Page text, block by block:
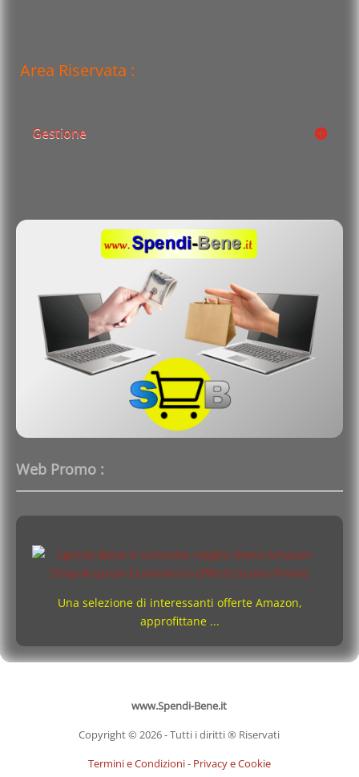
Area Riservata :
Gestione
Web Promo :
Una selezione di interessanti offerte Amazon,
approfittane ...
www.Spendi-Bene.it
Copyright © 2026 - Tutti i diritti ® Riservati
Termini e Condizioni- Privacy e Cookie